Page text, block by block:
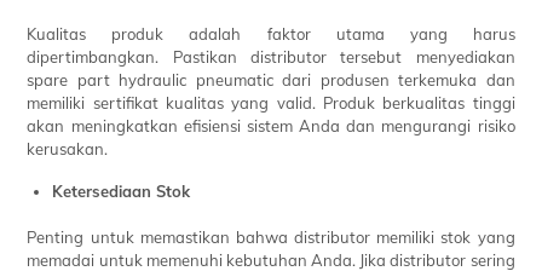
Kualitas produk adalah faktor utama yang harus
dipertimbangkan. Pastikan distributor tersebut menyediakan
spare part hydraulic pneumatic dari produsen terkemuka dan
memiliki sertifikat kualitas yang valid. Produk berkualitas tinggi
akan meningkatkan efisiensi sistem Anda dan mengurangi risiko
kerusakan.
Ketersediaan Stok
Penting untuk memastikan bahwa distributor memiliki stok yang
memadai untuk memenuhi kebutuhan Anda. Jika distributor sering